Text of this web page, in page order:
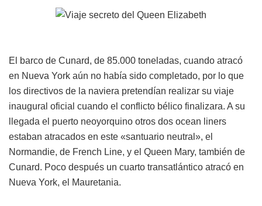
El barco de Cunard, de 85.000 toneladas, cuando atracó
en Nueva York aún no había sido completado, por lo que
los directivos de la naviera pretendían realizar su viaje
inaugural oficial cuando el conflicto bélico finalizara. A su
llegada el puerto neoyorquino otros dos ocean liners
estaban atracados en este «santuario neutral», el
Normandie, de French Line, y el Queen Mary, también de
Cunard. Poco después un cuarto transatlántico atracó en
Nueva York, el Mauretania.